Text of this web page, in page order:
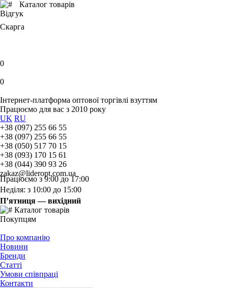
Каталог товарів
Відгук
Скарга
0
0
Інтернет-платформа оптової торгівлі взуттям
Працюємо для вас з 2010 року
UK RU
+38 (097) 255 66 55
+38 (097) 255 66 55
+38 (050) 517 70 15
+38 (093) 170 15 61
+38 (044) 390 93 26
zakaz@lideropt.com.ua
Працюємо з 9:00 до 17:00
Неділя: з 10:00 до 15:00
П’ятниця — вихідний
Каталог товарів
Покупцям
Про компанію
Новини
Бренди
Статті
Умови співпраці
Контакти